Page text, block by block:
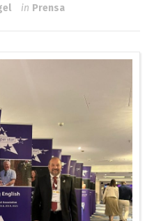
in Prensa